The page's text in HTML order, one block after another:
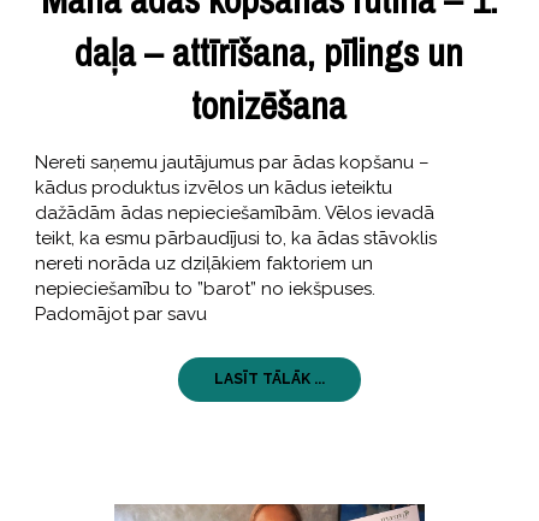
daļa – attīrīšana, pīlings un
tonizēšana
Nereti saņemu jautājumus par ādas kopšanu –
kādus produktus izvēlos un kādus ieteiktu
dažādām ādas nepieciešamībām. Vēlos ievadā
teikt, ka esmu pārbaudījusi to, ka ādas stāvoklis
nereti norāda uz dziļākiem faktoriem un
nepieciešamību to ”barot” no iekšpuses.
Padomājot par savu
LASĪT TĀLĀK ...